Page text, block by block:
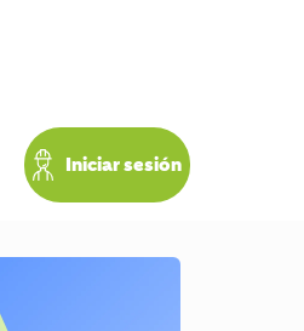
Iniciar sesión